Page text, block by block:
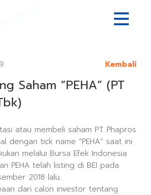
Kembali
Saham “PEHA” (PT
atau membeli saham PT Phapros
dengan tick name “PEHA” saat ini
melalui Bursa Efek Indonesia
PEHA telah listing di BEI pada
2018 lalu.
dari calon investor tentang